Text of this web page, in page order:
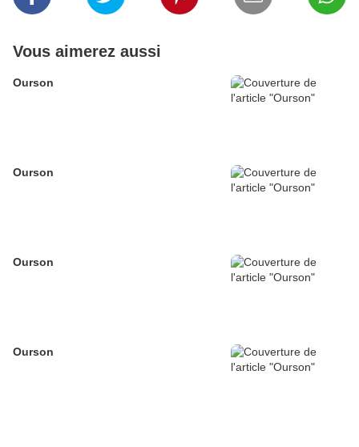
Vous aimerez aussi
Ourson
Ourson
Ourson
Ourson